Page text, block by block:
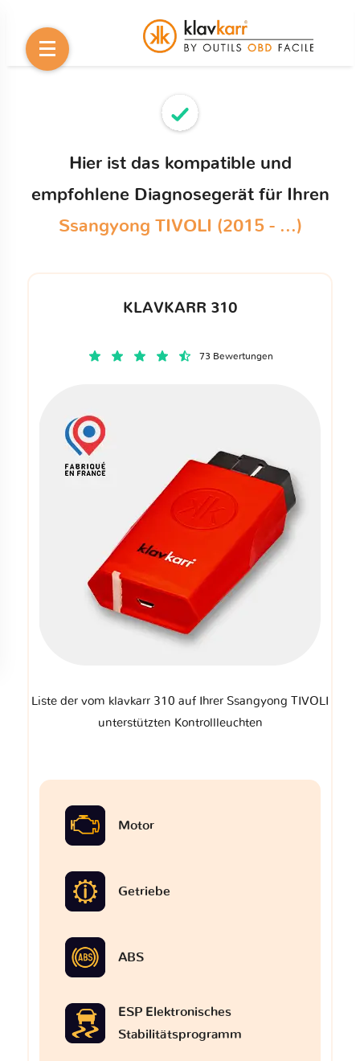
Hier ist das kompatible und
empfohlene Diagnosegerät für Ihren
Ssangyong TIVOLI (2015 - ...)
KLAVKARR 310
73 Bewertungen
Liste der vom klavkarr 310 auf Ihrer Ssangyong TIVOLI
unterstützten Kontrollleuchten
Motor
Getriebe
ABS
ESP Elektronisches
Stabilitätsprogramm